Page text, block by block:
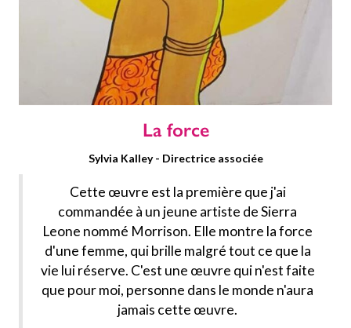
La force
Sylvia Kalley - Directrice associée
Cette œuvre est la première que j'ai
commandée à un jeune artiste de Sierra
Leone nommé Morrison. Elle montre la force
d'une femme, qui brille malgré tout ce que la
vie lui réserve. C'est une œuvre qui n'est faite
que pour moi, personne dans le monde n'aura
jamais cette œuvre.